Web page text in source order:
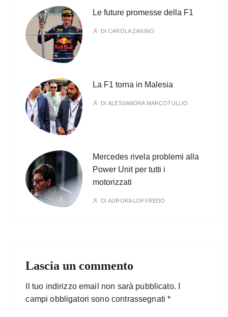
Le future promesse della F1
DICAROLA ZANINO
La F1 torna in Malesia
DIALESSANDRA MARCOTULLIO
Mercedes rivela problemi alla
Power Unit per tutti i
motorizzati
DIAURORA LOFFREDO
Lascia un commento
Il tuo indirizzo email non sarà pubblicato.
campi obbligatori sono contrassegnati*